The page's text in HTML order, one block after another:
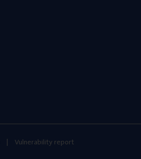
Vulnerability report